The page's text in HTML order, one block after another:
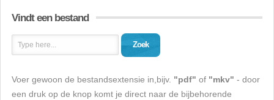
Vindt een bestand
Zoek
Voer gewoon de bestandsextensie in,bijv. "pdf" of "mkv" - door
een druk op de knop komt je direct naar de bijbehorende